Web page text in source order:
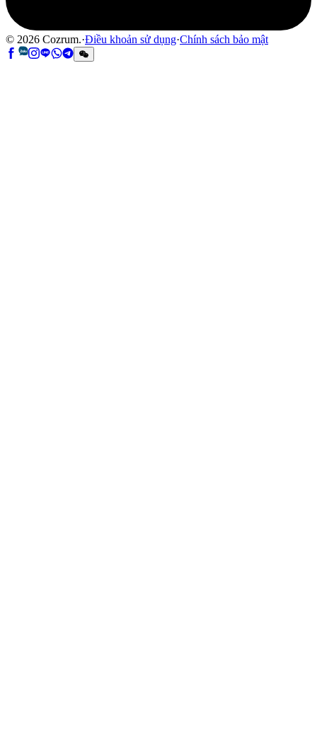
© 2026 Cozrum.·Điều khoản sử dụng·Chính sách bảo mật